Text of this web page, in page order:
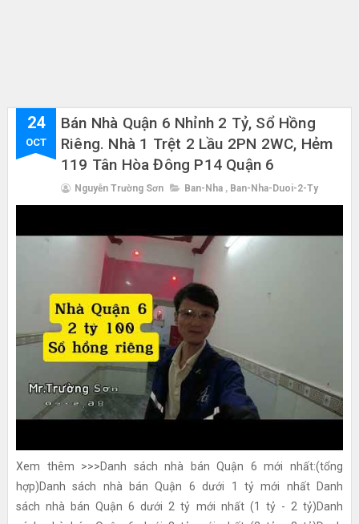
24
OCT
Bán Nhà Quận 6 Nhỉnh 2 Tỷ, Sổ Hồng
Riêng. Nhà 1 Trệt 2 Lầu 2PN 2WC, Hẻm
119 Tân Hòa Đông P14 Quận 6
Nguyễn Trường Sơn Ban-Nha , Ban-Nha-Duoi-2-Ty
Xem thêm >>>Danh sách nhà bán Quận 6 mới nhất:(tổng
hợp)Danh sách nhà bán Quận 6 dưới 1 tỷ mới nhất Danh
sách nhà bán Quận 6 dưới 2 tỷ mới nhất (1 tỷ - 2 tỷ)Danh